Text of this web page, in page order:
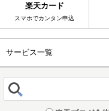
楽天カード
スマホでカンタン申込
サービス一覧